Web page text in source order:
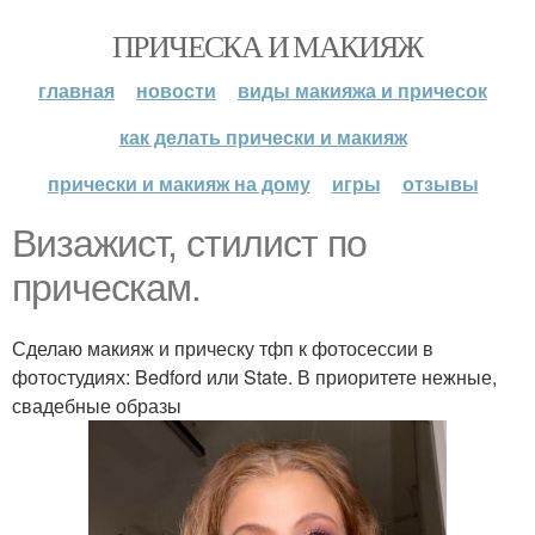
ПРИЧЕСКА И МАКИЯЖ
главная новости
виды макияжа и причесок
как делать прически и макияж
прически и макияж на дому
игры отзывы
Визажист, стилист по
прическам.
Сделаю макияж и прическу тфп к фотосессии в
фотостудиях: Bedford или State. В приоритете нежные,
свадебные образы